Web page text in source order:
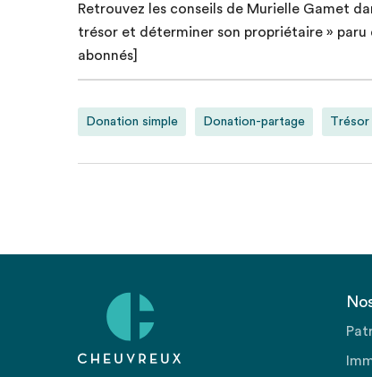
Retrouvez les conseils de Murielle Gamet
trésor et déterminer son propriétaire » paru
abonnés]
Donation simple Donation-partage Trésor